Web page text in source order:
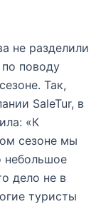
не разделили
поводу
Так,
SaleTur, в
«К
сезоне мы
небольшое
дело не в
туристы